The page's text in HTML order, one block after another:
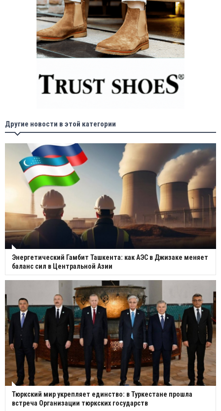
Другие новости в этой категории
Энергетический Гамбит Ташкента: как АЭС в Джизаке меняет
баланс сил в Центральной Азии
Тюркский мир укрепляет единство: в Туркестане прошла
встреча Организации тюркских государств